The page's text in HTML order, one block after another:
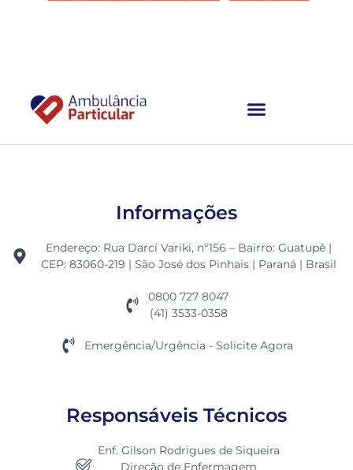
Informações
Endereço: Rua Darcí Variki, nº156 – Bairro: Guatupê |
CEP: 83060-219 | São José dos Pinhais | Paraná | Brasil
0800 727 8047
(41) 3533-0358
Emergência/Urgência - Solicite Agora
Responsáveis Técnicos
Enf. Gilson Rodrigues de Siqueira
Direção de Enfermagem